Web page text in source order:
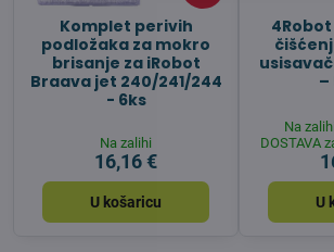
Komplet perivih
podložaka za mokro
brisanje za iRobot
Braava jet 240/241/244
- 6ks
Na zalihi
16,16 €
U košaricu
–
Na
DOSTAVA
U